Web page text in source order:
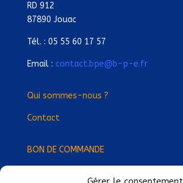
RD 912
87890 Jouac
Tél. : 05 55 60 17 57
Email : contact.bpe@b-p-e.fr
Qui sommes-nous ?
Contact
BON DE COMMANDE